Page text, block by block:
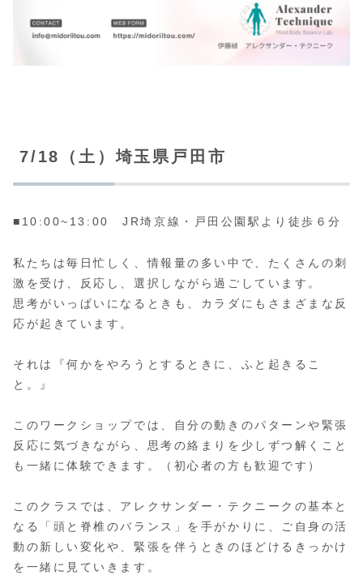
7/18（土）埼玉県戸田市
■10:00~13:00 JR埼京線・戸田公園駅より徒歩６分
私たちは毎日忙しく、情報量の多い中で、たくさんの刺
激を受け、反応し、選択しながら過ごしています。
思考がいっぱいになるときも、カラダにもさまざまな反
応が起きています。
それは『何かをやろうとするときに、ふと起きるこ
と。』
このワークショップでは、自分の動きのパターンや緊張
反応に気づきながら、思考の絡まりを少しずつ解くこと
も一緒に体験できます。（初心者の方も歓迎です）
このクラスでは、アレクサンダー・テクニークの基本と
なる「頭と脊椎のバランス」を手がかりに、ご自身の活
動の新しい変化や、緊張を伴うときのほどけるきっかけ
を一緒に見ていきます。